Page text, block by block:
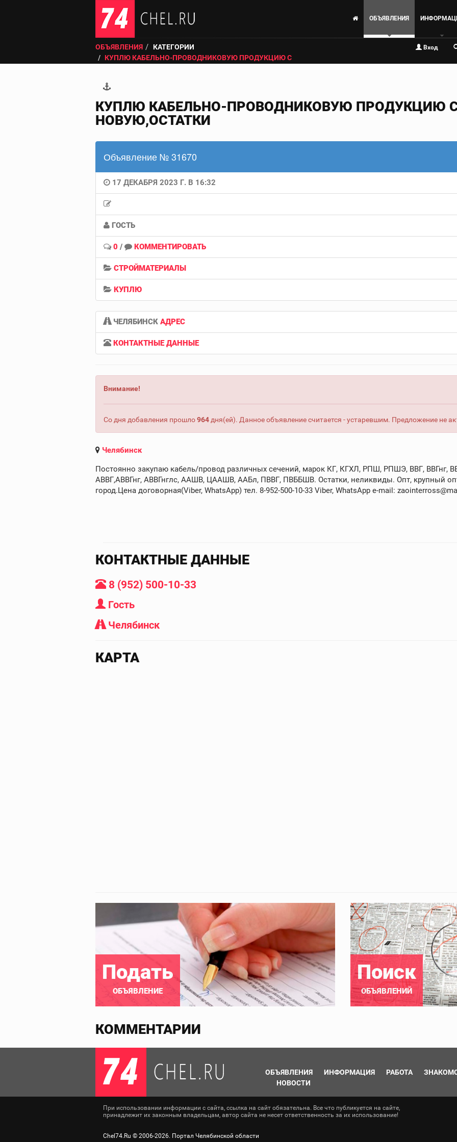
ОБЪЯВЛЕНИЯ
ОБЪЯВЛЕНИЯ
КАТЕГОРИИ
КУПЛЮ КАБЕЛЬНО-ПРОВОДНИКОВУЮ ПРОДУКЦИЮ С
Вход
КУПЛЮ КАБЕЛЬНО-ПРОВОДНИКОВУЮ ПРОДУКЦИЮ С
НОВУЮ,ОСТАТКИ
Объявление № 31670
17 ДЕКАБРЯ 2023 Г. В 16:32
ГОСТЬ
0 / КОММЕНТИРОВАТЬ
СТРОЙМАТЕРИАЛЫ
КУПЛЮ
ЧЕЛЯБИНСК АДРЕС
КОНТАКТНЫЕ ДАННЫЕ
Внимание!
Со дня добавления прошло964 дня(ей). Данное объявление считается - устаревшим. Предложение не
Челябинск
Постоянно закупаю кабель/провод различных сечений, марок КГ, КГХЛ, РПШ, РПШЭ, ВВГ, ВВГнг,
АВВГ,АВВГнг, АВВГнглс, ААШВ, ЦААШВ, ААБл, ПВВГ, ПВББШВ. Остатки, неликвиды. Опт, крупный
город.Цена договорная(Viber, WhatsApp) тел. 8-952-500-10-33 Viber, WhatsApp e-mail:
КОНТАКТНЫЕ ДАННЫЕ
8 (952) 500-10-33
Гость
Челябинск
КАРТА
Подать
ОБЪЯВЛЕНИЕ
Поиск
ОБЪЯВЛЕНИЙ
КОММЕНТАРИИ
ОБЪЯВЛЕНИЯ ИНФОРМАЦИЯ РАБОТА
НОВОСТИ
При использовании информации с сайта, ссылка на сайт обязательна. Все что публикуется на сайте,
принадлежит их законным владельцам, автор сайта не несет ответственность за их использование!
Chel74.Ru © 2006-2026. Портал Челябинской области